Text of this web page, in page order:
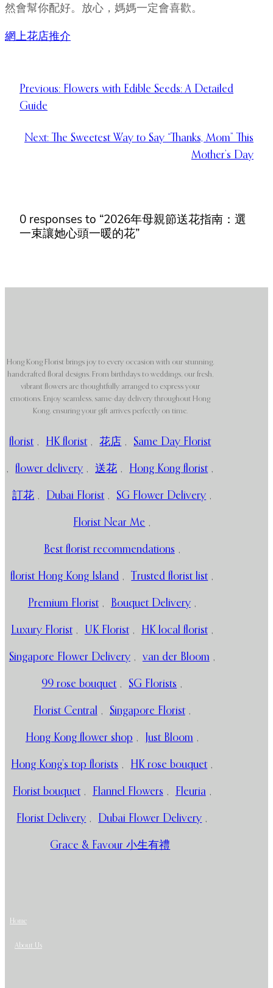
然會幫你配好。放心，媽媽一定會喜歡。
網上花店推介
Previous: Flowers with Edible Seeds: A Detailed
Guide
Next: The Sweetest Way to Say “Thanks, Mom” This
Mother’s Day
0 responses to “2026年母親節送花指南：選
一束讓她心頭一暖的花”
Hong Kong Florist brings joy to every occasion with our stunning,
handcrafted floral designs. From birthdays to weddings, our fresh,
vibrant flowers are thoughtfully arranged to express your
emotions. Enjoy seamless, same-day delivery throughout Hong
Kong, ensuring your gift arrives perfectly on time.
florist , HK florist , 花店 , Same Day Florist
, flower delivery , 送花 , Hong Kong florist ,
訂花 , Dubai Florist , SG Flower Delivery ,
Florist Near Me ,
Best florist recommendations ,
florist Hong Kong Island , Trusted florist list ,
Premium Florist , Bouquet Delivery ,
Luxury Florist , UK Florist , HK local florist ,
Singapore Flower Delivery , van der Bloom ,
99 rose bouquet , SG Florists ,
Florist Central , Singapore Florist ,
Hong Kong flower shop , Just Bloom ,
Hong Kong’s top florists , HK rose bouquet ,
Florist bouquet , Flannel Flowers , Fleuria ,
Florist Delivery , Dubai Flower Delivery ,
Grace & Favour 小生有禮
Home
About Us